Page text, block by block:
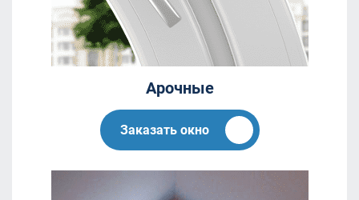
Арочные
Заказать окно